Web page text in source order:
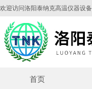
欢迎访问洛阳泰纳克高温仪器设
首页